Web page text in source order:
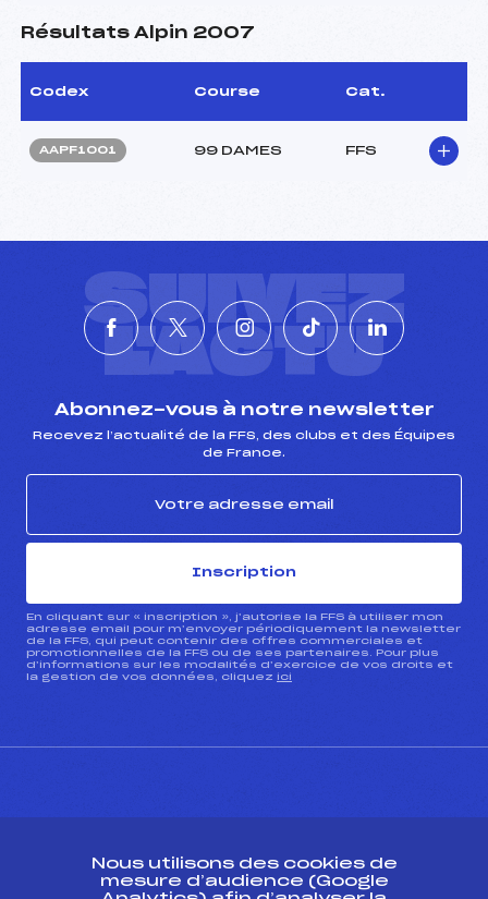
Résultats Alpin 2007
Codex Course Cat.
AAPF1001 99 DAMES FFS
SUIVEZ
L'ACTU
Abonnez-vous à notre newsletter
Recevez l’actualité de la FFS, des clubs et des Équipes
de France.
Inscription
En cliquant sur « inscription », j’autorise la FFS à utiliser mon
adresse email pour m’envoyer périodiquement la newsletter
de la FFS, qui peut contenir des offres commerciales et
promotionnelles de la FFS ou de ses partenaires. Pour plus
d’informations sur les modalités d’exercice de vos droits et
la gestion de vos données, cliquez ici
ESPACE PRESSE
Nous utilisons des cookies de
mesure d’audience (Google